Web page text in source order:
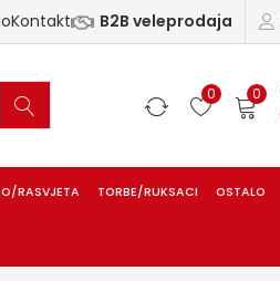
Kontakt B2B veleprodaja
0 0
RASVJETA TORBE/RUKSACI OSTALO